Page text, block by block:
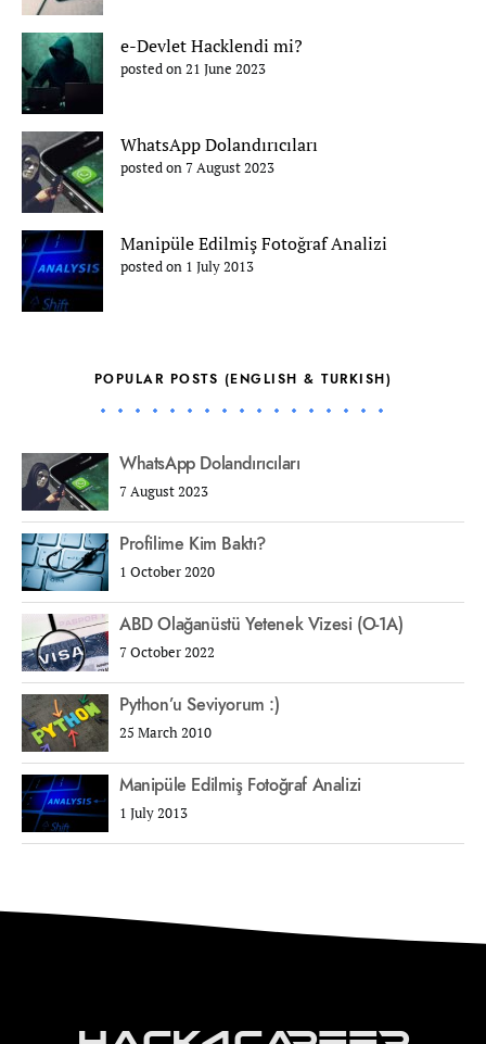
e-Devlet Hacklendi mi?
posted on 21 June 2023
WhatsApp Dolandırıcıları
posted on 7 August 2023
Manipüle Edilmiş Fotoğraf Analizi
posted on 1 July 2013
POPULAR POSTS (ENGLISH & TURKISH)
WhatsApp Dolandırıcıları
7 August 2023
Profilime Kim Baktı?
1 October 2020
ABD Olağanüstü Yetenek Vizesi (O-1A)
7 October 2022
Python’u Seviyorum :)
25 March 2010
Manipüle Edilmiş Fotoğraf Analizi
1 July 2013